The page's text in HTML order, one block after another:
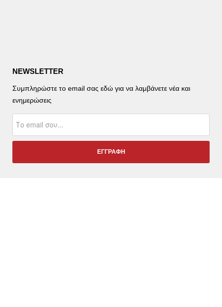
NEWSLETTER
Συμπληρώστε το email σας εδώ για να λαμβάνετε νέα και
ενημερώσεις